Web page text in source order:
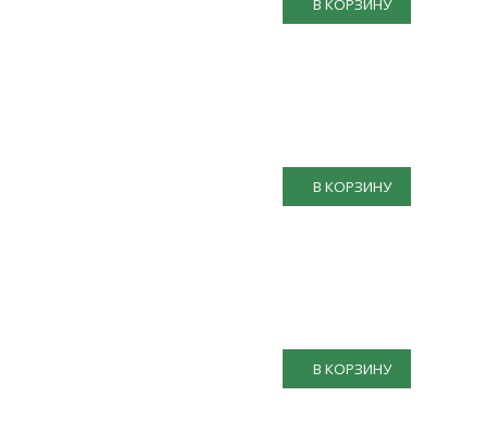
В КОРЗИНУ
В КОРЗИНУ
В КОРЗИНУ